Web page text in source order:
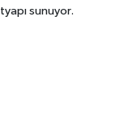
sunuyor.